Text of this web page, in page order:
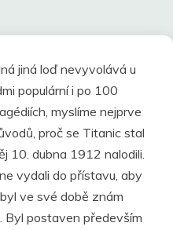
jiná loď nevyvolává u
populární i po 100
myslíme nejprve
proč se Titanic stal
10. dubna 1912 nalodili.
vydali do přístavu, aby
ve své době znám
Byl postaven především